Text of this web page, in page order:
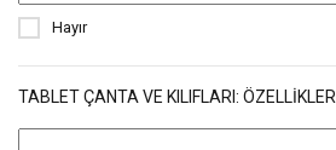
Hayır
TABLET ÇANTA VE KILIFLARI: ÖZELLIKLER